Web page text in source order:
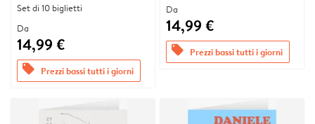
Set di 10 biglietti
Da
14,99 €
offers Prezzi bassi tutti i giorni
Da
14,99 €
offers Prezzi bassi tutti i giorni